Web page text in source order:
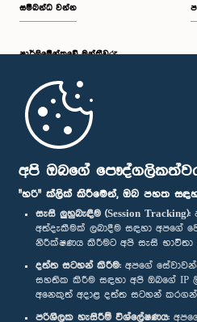
අපි ඔබගේ
"හරි" ක්ලික් කිරීමෙන්, ඔබ පහත
සැසි ලුහුබැඳීම (Session Tracking):
අත්දැකීමක් ලබාදීම සඳහා අපගේ
නිරීක්ෂණය කිරීමට අපි සැසි භාවිතා
දත්ත සටහන් කිරීම: අපගේ
සහතික කිරීම සඳහා අපි ඔබගේ IP
අනෙකුත් අදාළ දත්ත සටහන්
පරිශීලක හැසිරීම් විශ්ලේෂණය:
සම්බන්ධ වන්න
පාර්ලි‌මේන්තුවේ මන්ත්‍රීවරු
මුල් පිටුව
පාර්ලිමේන්තු ජංගම යෙදුම
අප හා සම්බන්ධ වී සිටින්න :
සම්මාන